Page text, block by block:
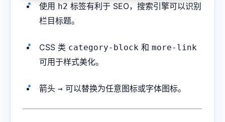
使用 h2 标签有利于 SEO，搜索引擎可以识别
栏目标题。
CSS 类 category-block 和 more-link
可用于样式美化。
箭头 → 可以替换为任意图标或字体图标。